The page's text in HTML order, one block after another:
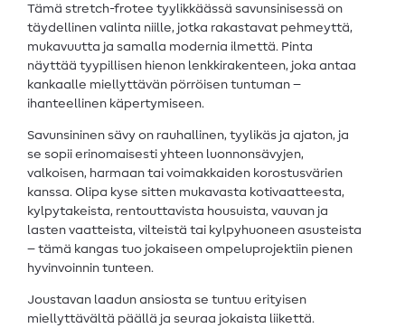
Tämä stretch-frotee tyylikkäässä savunsinisessä on
täydellinen valinta niille, jotka rakastavat pehmeyttä,
mukavuutta ja samalla modernia ilmettä. Pinta
näyttää tyypillisen hienon lenkkirakenteen, joka antaa
kankaalle miellyttävän pörröisen tuntuman –
ihanteellinen käpertymiseen.
Savunsininen sävy on rauhallinen, tyylikäs ja ajaton, ja
se sopii erinomaisesti yhteen luonnonsävyjen,
valkoisen, harmaan tai voimakkaiden korostusvärien
kanssa. Olipa kyse sitten mukavasta kotivaatteesta,
kylpytakeista, rentouttavista housuista, vauvan ja
lasten vaatteista, vilteistä tai kylpyhuoneen asusteista
– tämä kangas tuo jokaiseen ompeluprojektiin pienen
hyvinvoinnin tunteen.
Joustavan laadun ansiosta se tuntuu erityisen
miellyttävältä päällä ja seuraa jokaista liikettä.